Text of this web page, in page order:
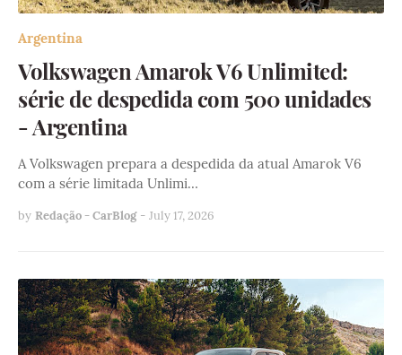
Argentina
Volkswagen Amarok V6 Unlimited:
série de despedida com 500 unidades
- Argentina
A Volkswagen prepara a despedida da atual Amarok V6
com a série limitada Unlimi…
by Redação - CarBlog - July 17, 2026